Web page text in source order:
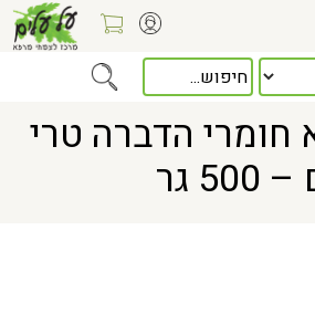
טרי שורש שלם – 500 גר
חומרי הדברה טרי
גר